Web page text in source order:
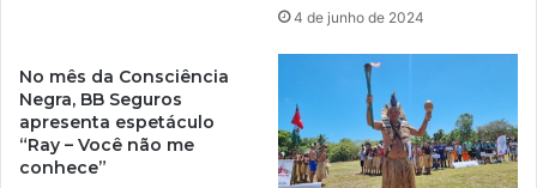
4 de junho de 2024
No mês da Consciência
Negra, BB Seguros
apresenta espetáculo
“Ray – Você não me
conhece”